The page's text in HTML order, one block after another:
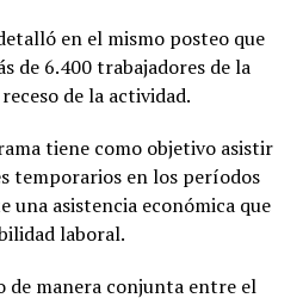
en el mismo posteo que
de 6.400 trabajadores de la
de la actividad.
tiene como objetivo asistir
temporarios en los períodos
una asistencia económica que
laboral.
de manera conjunta entreel